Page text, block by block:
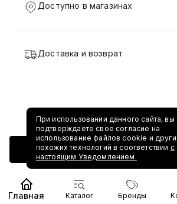
Добавить в корзину
Доступно в магазинах
Доставка и возврат
При использовании данного сайта, вы
подтверждаете свое согласие на
использование файлов cookie и
похожих технологий в соответствии с
настоящим Уведомлением.
Главная Каталог Бренды